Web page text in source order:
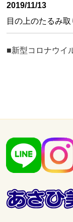
2019/11/13
目の上のたるみ
■新型コロナウイ